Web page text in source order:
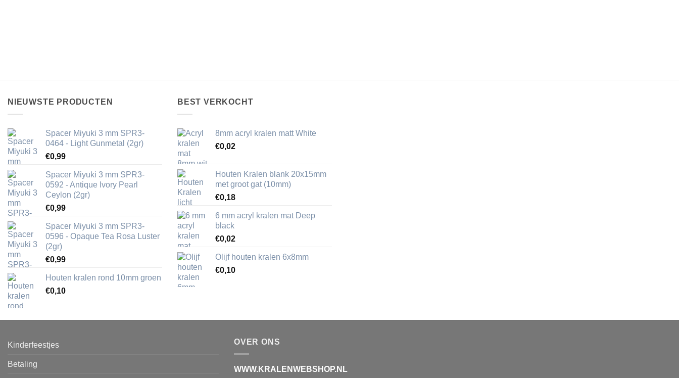
NIEUWSTE PRODUCTEN
Spacer Miyuki 3 mm SPR3-
0464 - Light Gunmetal (2gr)
€0,99
Spacer Miyuki 3 mm SPR3-
0592 - Antique Ivory Pearl
Ceylon (2gr)
€0,99
Spacer Miyuki 3 mm SPR3-
0596 - Opaque Tea Rosa Luster
(2gr)
€0,99
Houten kralen rond 10mm groen
€0,10
BEST VERKOCHT
8mm acryl kralen matt White
€0,02
Houten Kralen blank 20x15mm
met groot gat (10mm)
€0,18
6 mm acryl kralen mat Deep
black
€0,02
Olijf houten kralen 6x8mm
€0,10
Kinderfeestjes
Betaling
OVER ONS
WWW.KRALENWEBSHOP.NL